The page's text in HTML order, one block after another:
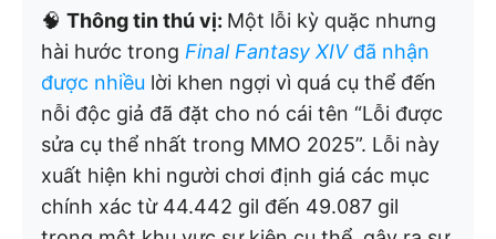
🧠 Thông tin thú vị: Một lỗi kỳ quặc nhưng
hài hước trong Final Fantasy XIVđã nhận
được nhiều lời khen ngợi vì quá cụ thể đến
nỗi độc giả đã đặt cho nó cái tên “Lỗi được
sửa cụ thể nhất trong MMO 2025”. Lỗi này
xuất hiện khi người chơi định giá các mục
chính xác từ 44.442 gil đến 49.087 gil